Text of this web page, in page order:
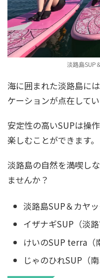
淡路島SUP
海に囲まれた淡路島に
ケーションが点在してい
安定性の高いSUPは操
楽しむことができます。
淡路島の自然を満喫し
ませんか？
淡路島SUP＆カヤ
イザナギSUP（淡路
けいのSUP terra（
じゃのひれSUP（南